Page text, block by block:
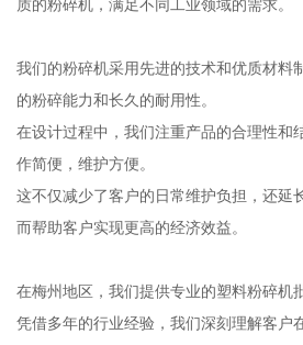
质的粉碎机，满足不同工业领域的需求。
我们的粉碎机采用先进的技术和优质材料
的粉碎能力和长久的耐用性。
在设计过程中，我们注重产品的合理性和
作简便，维护方便。
这不仅减少了客户的日常维护负担，还延
而帮助客户实现更高的经济效益。
在梅州地区，我们提供专业的塑料粉碎机
凭借多年的行业经验，我们深刻理解客户